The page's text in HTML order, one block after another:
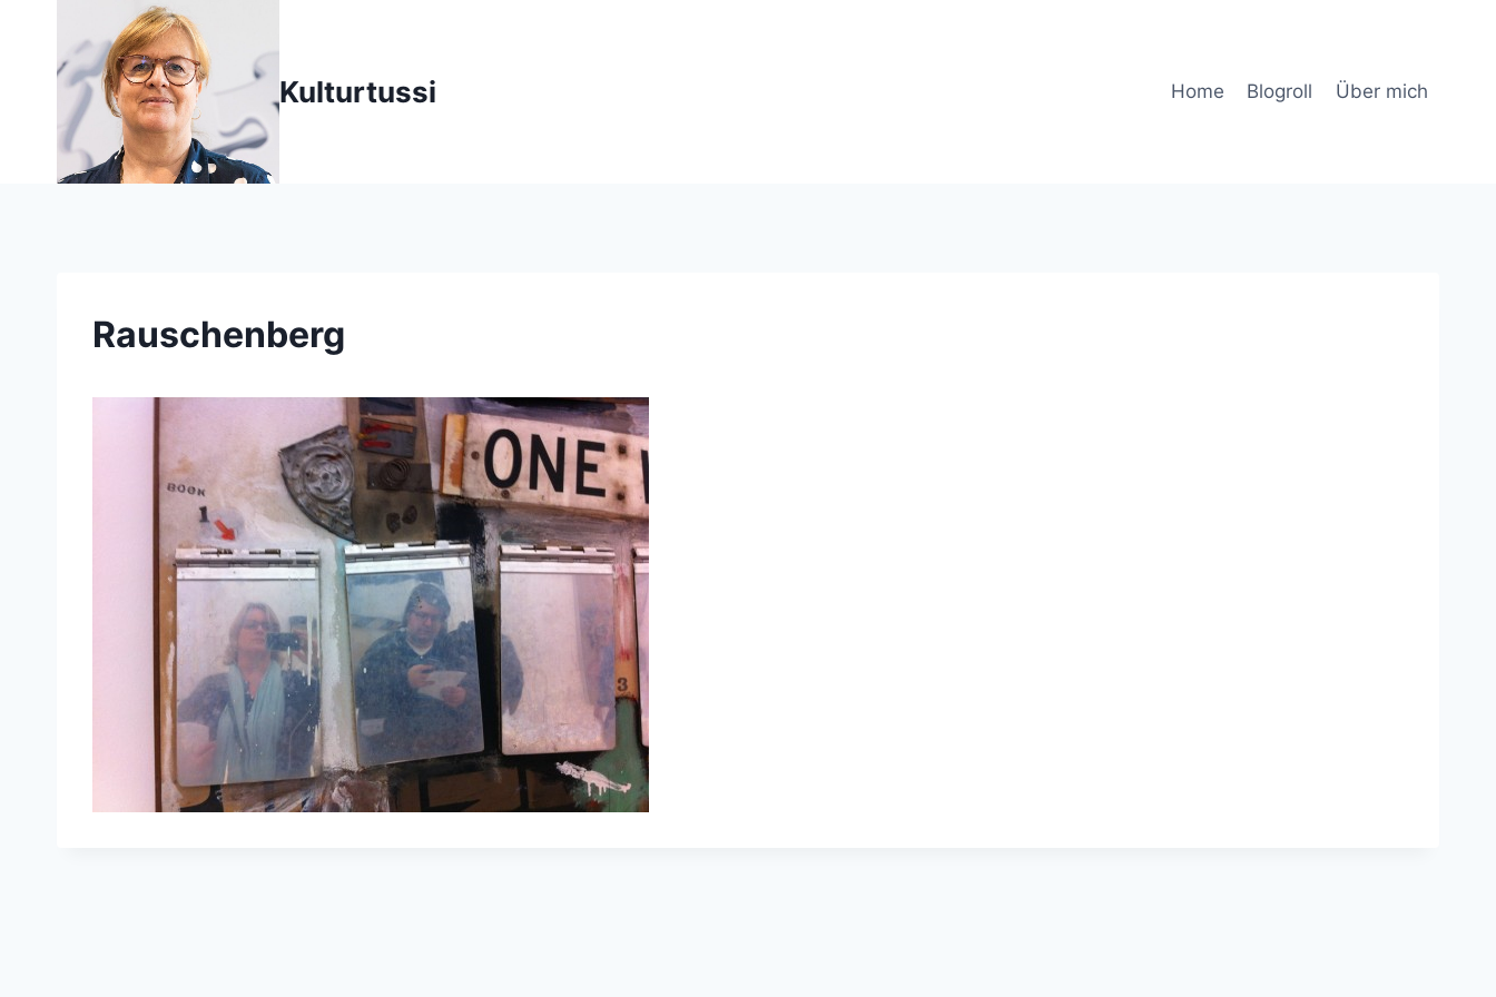
springen
Kulturtussi Home Blogroll Über mich
Rauschenberg